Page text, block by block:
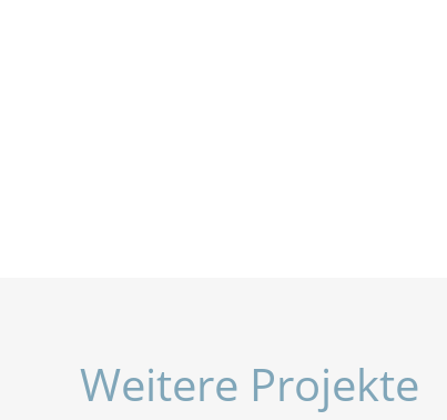
Weitere Projekte